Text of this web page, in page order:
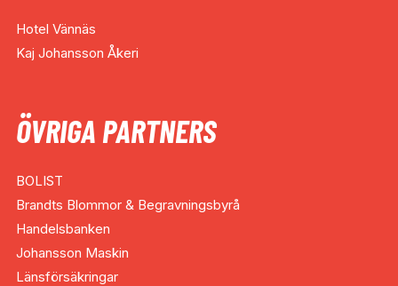
Hotel Vännäs
Kaj Johansson Åkeri
ÖVRIGA PARTNERS
BOLIST
Brandts Blommor & Begravningsbyrå
Handelsbanken
Johansson Maskin
Länsförsäkringar